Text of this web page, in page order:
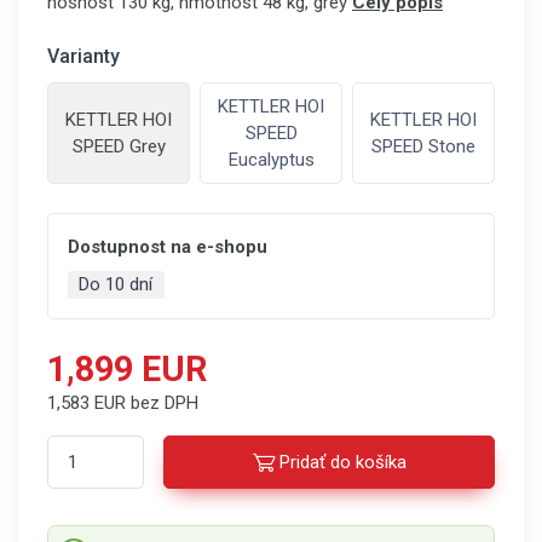
Varianty
KETTLER HOI
SPEED Grey
KETTLER HOI
SPEED
Eucalyptus
KETTLER HOI
SPEED Stone
Dostupnost na e-shopu
Do 10 dní
1,899 EUR
1,583 EUR bez DPH
Pridať do košíka